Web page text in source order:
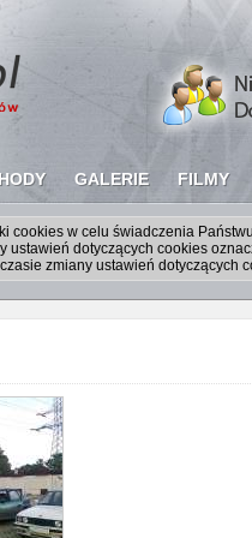
GALERIE FILMY
cookies w celu świadczenia
ustawień dotyczących cookies
zmiany ustawień dotyczących